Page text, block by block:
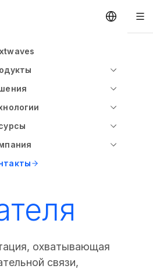
считывателя
по
охватывающая
связи,